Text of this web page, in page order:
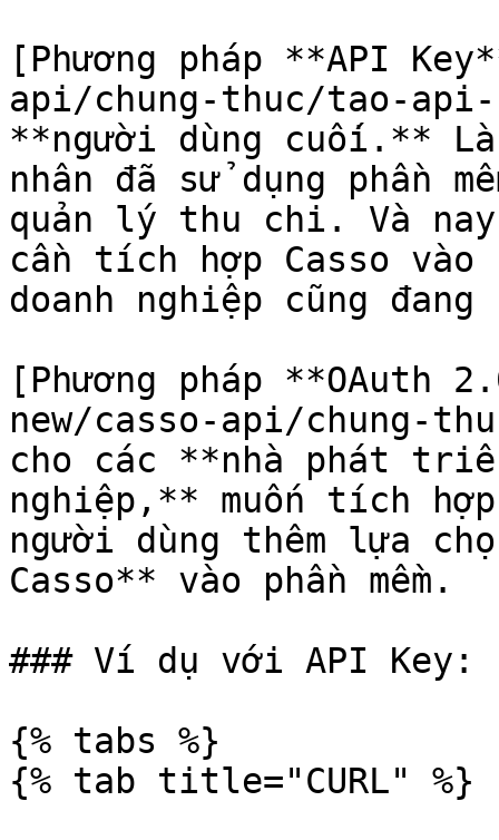
[Phương pháp **API
api/chung-thuc/tao-api-
**người dùng cuối.** Là
nhân đã sử dụng phần
quản lý thu chi. Và nay
cần tích hợp Casso vào
doanh nghiệp cũng đang
[Phương pháp
new/casso-api/chung-
cho các **nhà phát triển
nghiệp,** muốn tích
người dùng thêm lựa
Casso** vào phần mềm.
### Ví dụ với API Key:
{% tabs %}
{% tab title="CURL" %}